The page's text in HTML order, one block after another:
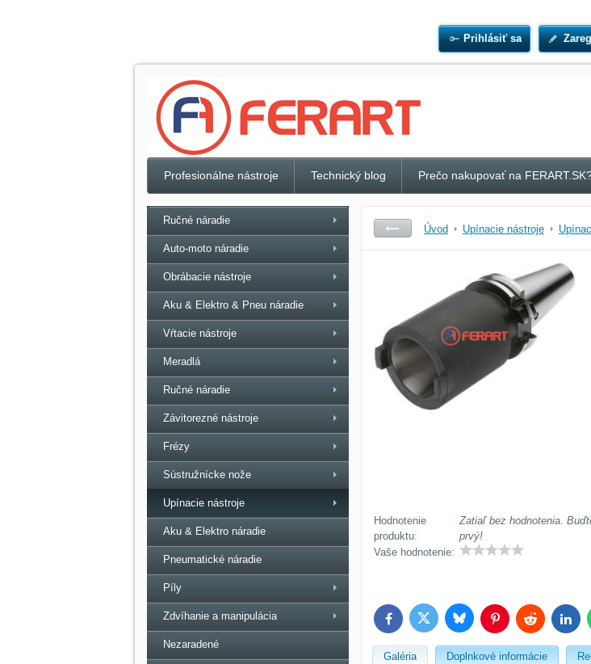
Prihlásiť sa
Profesionálne nástroje Technický blog Prečo nakupovať na
Úvod Upínacie nástroje
Hodnotenie
produktu:
Zatiaľ bez hodnotenia.
prvý!
Vaše hodnotenie:
FacebookTwitter BlueskyPinterestReddit
Galéria Doplnkové informácie
Ručné náradie
Auto-moto náradie
Obrábacie nástroje
Aku & Elektro & Pneu náradie
Vŕtacie nástroje
Meradlá
Ručné náradie
Závitorezné nástroje
Frézy
Sústružnícke nože
Upínacie nástroje
Aku & Elektro náradie
Pneumatické náradie
Píly
Zdvíhanie a manipulácia
Nezaradené